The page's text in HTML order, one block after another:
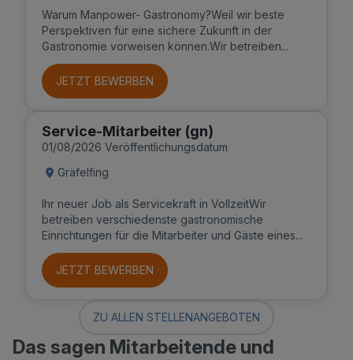
Warum Manpower- Gastronomy?Weil wir beste
Perspektiven für eine sichere Zukunft in der
Gastronomie vorweisen können.Wir betreiben...
JETZT BEWERBEN
Service-Mitarbeiter (gn)
01/08/2026 Veröffentlichungsdatum
Gräfelfing
Ihr neuer Job als Servicekraft in VollzeitWir
betreiben verschiedenste gastronomische
Einrichtungen für die Mitarbeiter und Gäste eines...
JETZT BEWERBEN
ZU ALLEN STELLENANGEBOTEN
Das sagen Mitarbeitende und